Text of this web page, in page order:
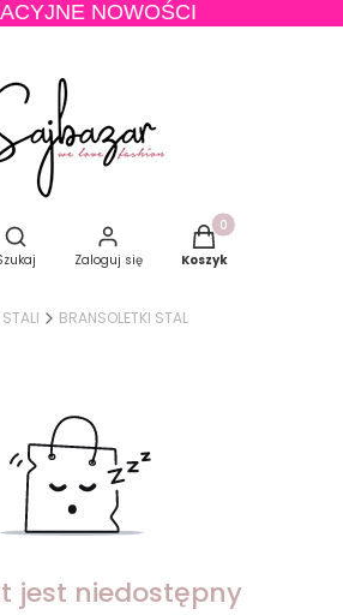
NOWOŚCI
Otwórz wyszukiwarkę
Zaloguj się
Produkty w
Koszyk
BRANSOLETKI STAL
jest niedostępny